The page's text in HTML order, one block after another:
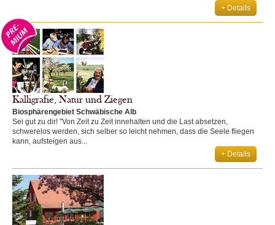
+ Details
Kalligrafie, Natur und Ziegen
Biosphärengebiet Schwäbische Alb
Sei gut zu dir! "Von Zeit zu Zeit innehalten und die Last absetzen,
schwerelos werden, sich selber so leicht nehmen, dass die Seele fliegen
kann, aufsteigen aus...
+ Details